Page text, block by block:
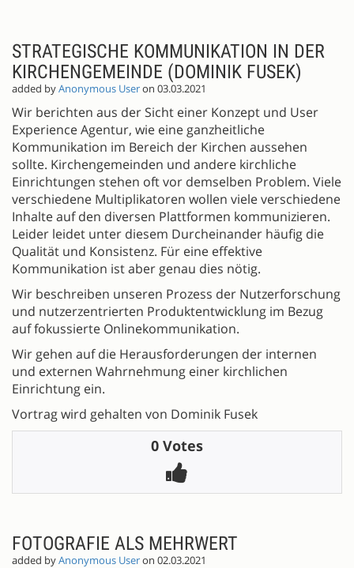
STRATEGISCHE KOMMUNIKATION IN DER
KIRCHENGEMEINDE (DOMINIK FUSEK)
added byAnonymous Useron 03.03.2021
Wir berichten aus der Sicht einer Konzept und User
Experience Agentur, wie eine ganzheitliche
Kommunikation im Bereich der Kirchen aussehen
sollte. Kirchengemeinden und andere kirchliche
Einrichtungen stehen oft vor demselben Problem. Viele
verschiedene Multiplikatoren wollen viele verschiedene
Inhalte auf den diversen Plattformen kommunizieren.
Leider leidet unter diesem Durcheinander häufig die
Qualität und Konsistenz. Für eine effektive
Kommunikation ist aber genau dies nötig.
Wir beschreiben unseren Prozess der Nutzerforschung
und nutzerzentrierten Produktentwicklung im Bezug
auf fokussierte Onlinekommunikation.
Wir gehen auf die Herausforderungen der internen
und externen Wahrnehmung einer kirchlichen
Einrichtung ein.
Vortrag wird gehalten von Dominik Fusek
0 Votes
FOTOGRAFIE ALS MEHRWERT
added byAnonymous Useron 02.03.2021